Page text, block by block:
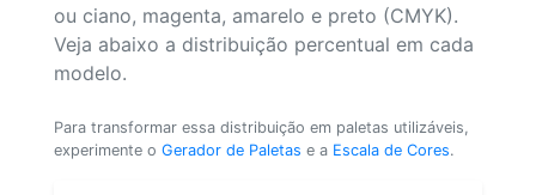
ou ciano, magenta, amarelo e preto (CMYK).
Veja abaixo a distribuição percentual em cada
modelo.
Para transformar essa distribuição em paletas utilizáveis,
experimente o Gerador de Paletas e a Escala de Cores.